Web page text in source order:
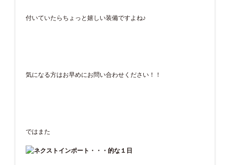
付いていたらちょっと嬉しい装備ですよね♪
気になる方はお早めにお問い合わせください！！
ではまた